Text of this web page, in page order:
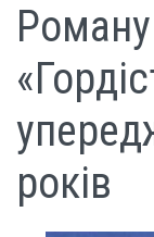
років